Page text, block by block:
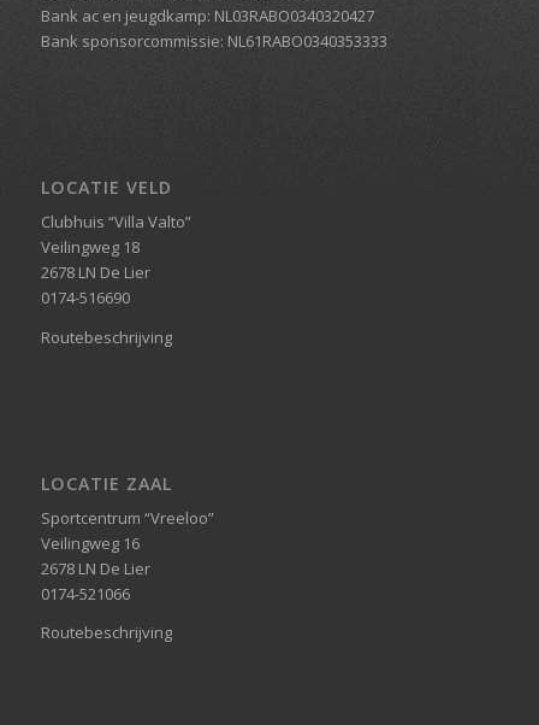
Bank ac en jeugdkamp: NL03RABO0340320427
Bank sponsorcommissie: NL61RABO0340353333
LOCATIE VELD
Clubhuis “Villa Valto”
Veilingweg 18
2678 LN De Lier
0174-516690
Routebeschrijving
LOCATIE ZAAL
Sportcentrum “Vreeloo”
Veilingweg 16
2678 LN De Lier
0174-521066
Routebeschrijving